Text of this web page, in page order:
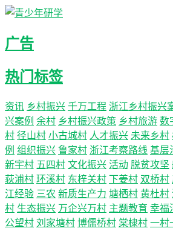
广告
热门标签
资讯 乡村振兴 千万工程 浙江乡村振兴
兴案例 余村 乡村振兴政策 乡村旅游 数
村 径山村 小古城村 人才振兴 未来乡村
例 组织振兴 鲁家村 浙江考察路线 基层
新宇村 五四村 文化振兴 活动 脱贫攻坚
荻浦村 环溪村 东梓关村 下姜村 双桥村
江经验 三农 新质生产力 塘栖村 黄杜村
村 生态振兴 万企兴万村 主题教育 幸福
公望村 刘家塘村 博儒桥村 棠棣村 一村